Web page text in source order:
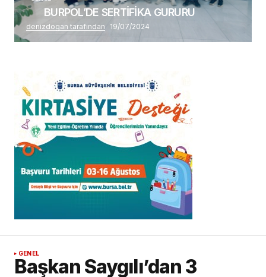
BURPOL’DE SERTİFİKA GURURU
denizdogan tarafından 19/07/2024
GENEL
Başkan Saygılı’dan 3